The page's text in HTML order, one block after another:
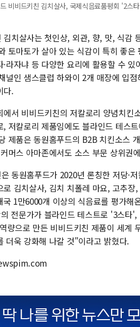
비비드키친 김치살사, 국제식음료품평회 '2스
김치살사는 첫인상, 외관, 향, 맛, 식감
토마토가 살아 있는 식감이 특히 좋
·라자냐 등 다양한 요리에 활용할 수
널인 샘스클럽 하와이 2개 매장에 입
다.
에서 비비드키친의 저칼로리 양념치
, 저칼로리 제품임에도 블라인드 테스
제품은 동원홈푸드의 B2B 치킨소스
머스 아마존에서도 소스 부문 상위권
동원홈푸드가 2020년 론칭한 저당·
로 김치살사, 김치 치폴레 마요, 고추
국 1만6000개 이상의 식음료를 평가
전문가가 블라인드 테스트로 '3스
량으로 만든 비비드키친 제품이 세계
더욱 강화해 나갈 것"이라고 밝혔다.